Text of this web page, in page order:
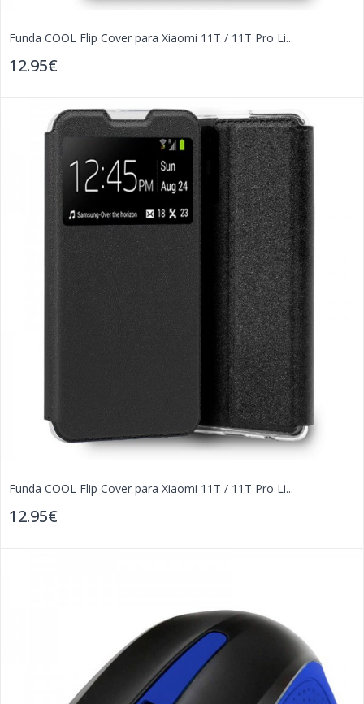
Funda COOL Flip Cover para Xiaomi 11T / 11T Pro Li...
12.95€
Funda COOL Flip Cover para Xiaomi 11T / 11T Pro Li...
12.95€